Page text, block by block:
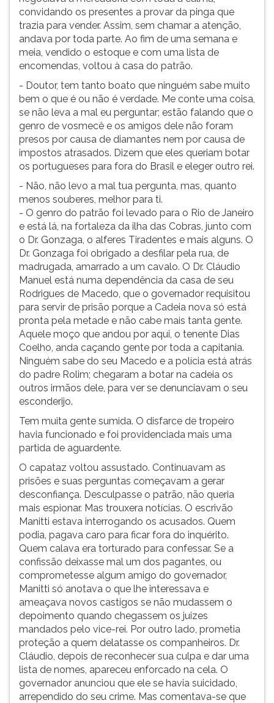
convidando os presentes a provar da pinga que
trazia para vender. Assim, sem chamar a atenção,
andava por toda parte. Ao fim de uma semana e
meia, vendido o estoque e com uma lista de
encomendas, voltou à casa do patrão.
- Doutor, tem tanto boato que ninguém sabe muito
bem o que é ou não é verdade. Me conte uma coisa,
se não leva a mal eu perguntar; estão falando que o
genro de vosmecê e os amigos dele não foram
presos por causa de diamantes nem por causa de
impostos atrasados. Dizem que eles queriam botar
os portugueses para fora do Brasil e eleger outro rei.
- Não, não levo a mal tua pergunta, mas, quanto
menos souberes, melhor para ti.
- O genro do patrão foi levado para o Rio de Janeiro
e está lá, na fortaleza da ilha das Cobras, junto com
o Dr. Gonzaga, o alferes Tiradentes e mais alguns. O
Dr. Gonzaga foi obrigado a desfilar pela rua, de
madrugada, amarrado a um cavalo. O Dr. Cláudio
Manuel está numa dependência da casa de seu
Rodrigues de Macedo, que o governador requisitou
para servir de prisão porque a Cadeia nova só está
pronta pela metade e não cabe mais tanta gente.
Aquele moço que andou por aqui, o tenente Dias
Coelho, anda caçando gente por toda a capitania.
Ninguém sabe do seu Macedo e a polícia está atrás
do padre Rolim; chegaram a botar na cadeia os
outros irmãos dele, para ver se denunciavam o seu
esconderijo.
Tem muita gente sumida. O disfarce de tropeiro
havia funcionado e foi providenciada mais uma
partida de aguardente.
O capataz voltou assustado. Continuavam as
prisões e suas perguntas começavam a gerar
desconfiança. Desculpasse o patrão, não queria
mais espionar. Mas trouxera notícias. O escrivão
Manitti estava interrogando os acusados. Quem
podia, pagava caro para ficar fora do inquérito.
Quem calava era torturado para confessar. Se a
confissão deixasse mal um dos pagantes, ou
comprometesse algum amigo do governador,
Manitti só anotava o que lhe interessava e
ameaçava novos castigos se não mudassem o
depoimento quando chegassem os juizes
mandados pelo vice-rei. Por outro lado, prometia
proteção a quem delatasse os companheiros. Dr.
Cláudio, depois de reconhecer sua culpa e dar uma
lista de nomes, apareceu enforcado na cela. O
governador anunciou que ele se havia suicidado,
arrependido do seu crime. Mas comentava-se que